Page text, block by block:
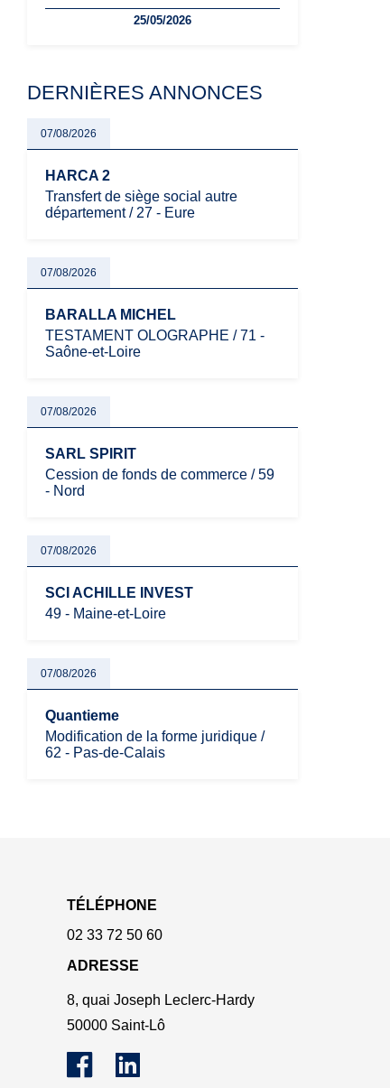
les auto-entrepreneurs, artisans et
évoluent dans un contexte de contrôle
oblige les indépendants à rester
particulièrement vigilants.
25/05/2026
DERNIÈRES ANNONCES
07/08/2026
HARCA 2
Transfert de siège social autre
département / 27 - Eure
07/08/2026
BARALLA MICHEL
TESTAMENT OLOGRAPHE / 71 -
Saône-et-Loire
07/08/2026
SARL SPIRIT
Cession de fonds de commerce / 59
- Nord
07/08/2026
SCI ACHILLE INVEST
49 - Maine-et-Loire
07/08/2026
Quantieme
Modification de la forme juridique /
62 - Pas-de-Calais
TÉLÉPHONE
02 33 72 50 60
ADRESSE
8, quai Joseph Leclerc-Hardy
50000 Saint-Lô